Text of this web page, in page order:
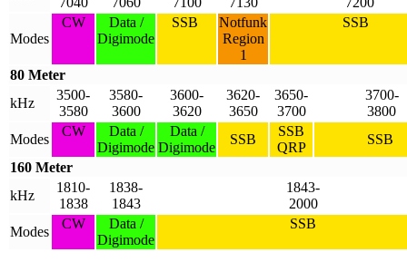
Modes
CW
Data /
Digimode
SSB
Notfunk
Region
1
SSB
80 Meter
kHz
3500-
3580
3580-
3600
3600-
3620
3620-
3650
3650-
3700
3700-
3800
Modes
CW
Data /
Digimode
Data /
Digimode
SSB
SSB
QRP
SSB
160 Meter
kHz
1810-
1838
1838-
1843
1843-
2000
Modes
CW
Data /
Digimode
SSB